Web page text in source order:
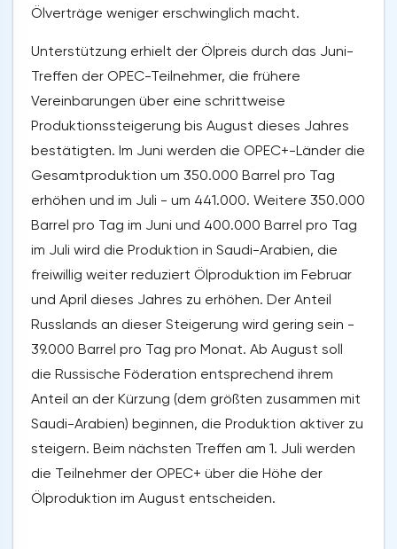
Ölverträge weniger erschwinglich macht.
Unterstützung erhielt der Ölpreis durch das Juni-
Treffen der OPEC-Teilnehmer, die frühere
Vereinbarungen über eine schrittweise
Produktionssteigerung bis August dieses Jahres
bestätigten. Im Juni werden die OPEC+-Länder die
Gesamtproduktion um 350.000 Barrel pro Tag
erhöhen und im Juli - um 441.000. Weitere 350.000
Barrel pro Tag im Juni und 400.000 Barrel pro Tag
im Juli wird die Produktion in Saudi-Arabien, die
freiwillig weiter reduziert Ölproduktion im Februar
und April dieses Jahres zu erhöhen. Der Anteil
Russlands an dieser Steigerung wird gering sein -
39.000 Barrel pro Tag pro Monat. Ab August soll
die Russische Föderation entsprechend ihrem
Anteil an der Kürzung (dem größten zusammen mit
Saudi-Arabien) beginnen, die Produktion aktiver zu
steigern. Beim nächsten Treffen am 1. Juli werden
die Teilnehmer der OPEC+ über die Höhe der
Ölproduktion im August entscheiden.